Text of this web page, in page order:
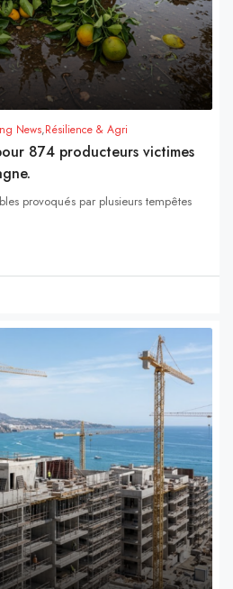
News,Résilience & Agri
874 producteurs victimes
provoqués par plusieurs tempêtes